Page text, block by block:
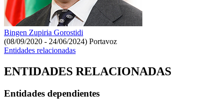
Bingen Zupiria Gorostidi
(08/09/2020 - 24/06/2024) Portavoz
Entidades relacionadas
ENTIDADES RELACIONADAS
Entidades dependientes